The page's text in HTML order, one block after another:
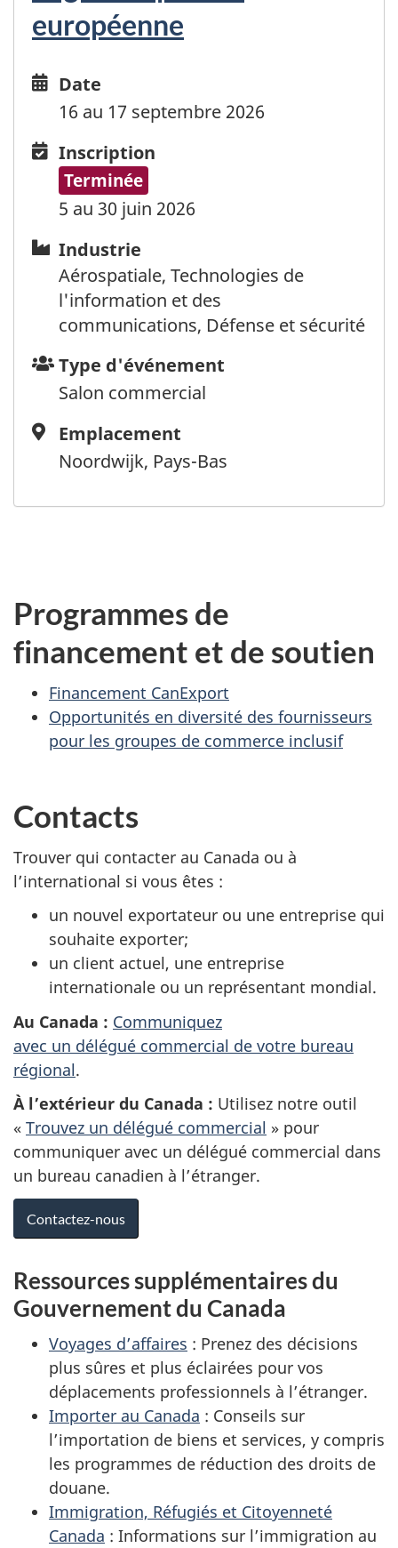
européenne
Date
and
Date
16 au 17 septembre 2026
Inscription
Inscription
Terminée
5 au 30 juin 2026
Industrie
Industrie
Aérospatiale, Technologies de
l'information et des
communications, Défense et sécurité
Type
d'événement
Type d'événement
Salon commercial
Emplacement
Emplacement
Noordwijk, Pays-Bas
Programmes de
financement et de soutien
Financement CanExport
Opportunités en diversité des fournisseurs
pour les groupes de commerce inclusif
Contacts
Trouver qui contacter au Canada ou à
l’international si vous êtes :
un nouvel exportateur ou une entreprise qui
souhaite exporter;
un client actuel, une entreprise
internationale ou un représentant mondial.
Au Canada : Communiquez
avec un délégué commercial de votre bureau
régional.
À l’extérieur du Canada : Utilisez notre outil
« Trouvez un délégué commercial » pour
communiquer avec un délégué commercial dans
un bureau canadien à l’étranger.
Contactez-nous
Ressources supplémentaires du
Gouvernement du Canada
Voyages d’affaires : Prenez des décisions
plus sûres et plus éclairées pour vos
déplacements professionnels à l’étranger.
Importer au Canada : Conseils sur
l’importation de biens et services, y compris
les programmes de réduction des droits de
douane.
Immigration, Réfugiés et Citoyenneté
Canada : Informations sur l’immigration au